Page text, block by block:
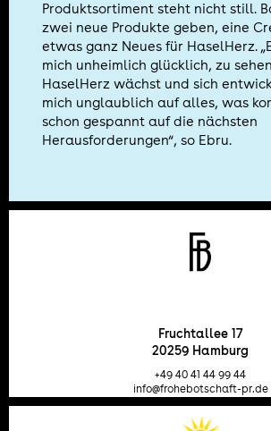
Produktsortiment steht nicht still.
zwei neue Produkte geben, eine
etwas ganz Neues für HaselHerz.
mich unheimlich glücklich, zu
HaselHerz wächst und sich
mich unglaublich auf alles, was
schon gespannt auf die nächsten
Herausforderungen“, so Ebru.
Fruchtallee 17
20259 Hamburg
+49 40 41 44 99 44
info@frohebotschaft-pr.de